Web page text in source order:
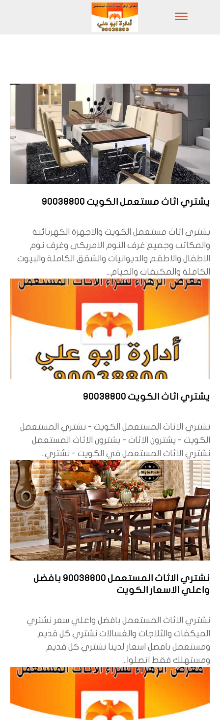
يشتري اثاث مستعمل الكويت 90038800
يشتري اثاث مستعمل الكويت والاجهزة الكهربائية
والمكاتب وجميع غرف النوم الامريكى وغرف نوم
الاطفال والاطقم والديوانيات والشقق الكاملة والبيوت
الكاملة والمكيفات والخيام...
يشتري اثاث الكويت 90038800
نشتري الاثاث المستعمل الكويت - نشتري المستعمل
الكويت - يشترون الاثاث - يشترون الاثاث المستعمل
نشتري الاثاث المستعمل في الكويت - نشتري...
نشتري الاثاث المستعمل 90038800 بافضل
واعلي الاسعار الكويت
نشتري الاثاث المستعمل بافضل واعلي سعر نشتري
الميكفات والثلاجات والغسالات نشتري كل قديم
ومستعمل بافضل اسعار لدينا نشتري كل قديم
ومستهلك فقط اتصلوا...